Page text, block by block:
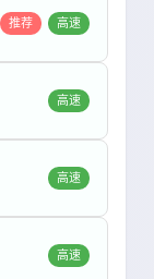
推荐 高速
高速
高速
高速